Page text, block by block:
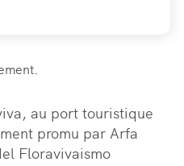
au port touristique
promu par Arfa
Floravivaismo